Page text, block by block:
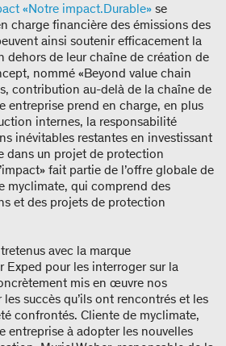
«Notre impact.Durable» se
charge financière des émissions des
ainsi soutenir efficacement la
dehors de leur chaîne de création de
nommé «Beyond value chain
contribution au-delà de la chaîne de
entreprise prend en charge, en plus
internes, la responsabilité
inévitables restantes en investissant
dans un projet de protection
fait partie de l’offre globale de
myclimate, qui comprend des
et des projets de protection
avec la marque
Exped pour les interroger sur la
mis en œuvre nos
succès qu’ils ont rencontrés et les
confrontés. Cliente de myclimate,
entreprise à adopter les nouvelles